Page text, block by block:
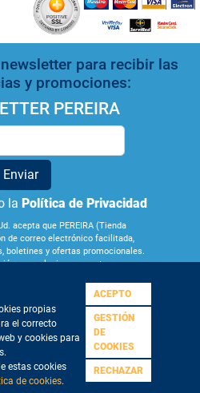
para recibir las
y promociones:
PEREIRA
Enviar
la Política de Privacidad
acepta que PEREIRA (Tienda
de correo electrónico facilitada,
boletines y ofertas promocionales.
en cualquier momento por
la gestión de sus datos y
de Privacidad
pulseaquí
Política de
Privacidad
propias
el correcto
y cookies para
estas cookies
de cookies.
ACEPTO
GESTIÓN
DE
COOKIES
RECHAZAR